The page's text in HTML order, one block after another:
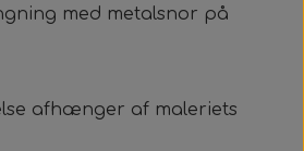
med metalsnor på
afhænger af maleriets